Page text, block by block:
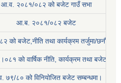
आ.व. २०८१/०८२ को बजेट गाउँ सभा
आ.ब. २०८१/०८२ बजेट
को बजेट,नीति तथा कार्यक्रम तर्जुमा/छनौट
काे वार्षिक नीति, कार्यक्रम तथा बजेट
७९/८० को विनियोजित बजेट सम्बन्धमा।